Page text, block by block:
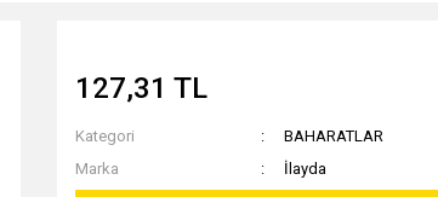
127,31 TL
Kategori
BAHARATLAR
Marka
İlayda